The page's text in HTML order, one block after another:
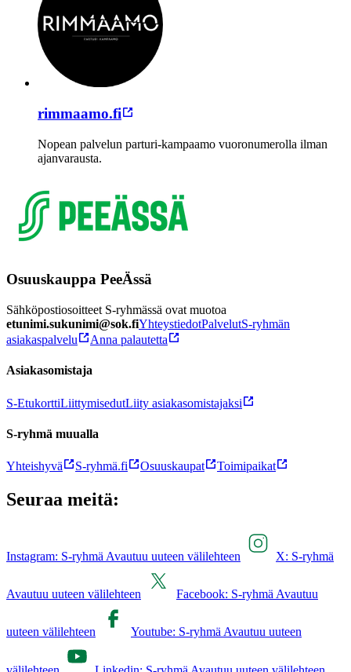
rimmaamo.fi
Nopean palvelun parturi-kampaamo vuoronumerolla ilman
ajanvarausta.
Osuuskauppa PeeÄssä
Sähköpostiosoitteet S-ryhmässä ovat muotoa
etunimi.sukunimi@sok.fiYhteystiedotPalvelutS-ryhmän
asiakaspalvelu
Anna palautetta
Asiakasomistaja
S-EtukorttiLiittymisedutLiity asiakasomistajaksi
S-ryhmä muualla
Yhteishyvä S-ryhmä.fi Osuuskaupat Toimipaikat
Seuraa meitä:
Instagram: S-ryhmä Avautuu uuteen välilehteen X: S-ryhmä
Avautuu uuteen välilehteen Facebook: S-ryhmä Avautuu
uuteen välilehteen Youtube: S-ryhmä Avautuu uuteen